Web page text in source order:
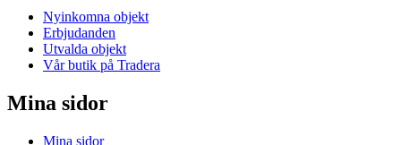
Nyinkomna objekt
Erbjudanden
Utvalda objekt
Vår butik på Tradera
Mina sidor
Mina sidor